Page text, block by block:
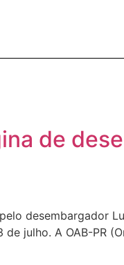
de
desembargador
julho. A OAB-PR